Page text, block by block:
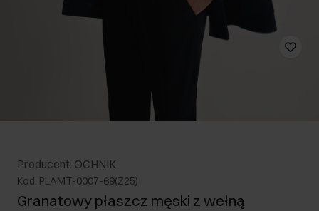
Producent: OCHNIK
Kod: PLAMT-0007-69(Z25)
Granatowy płaszcz męski z wełną